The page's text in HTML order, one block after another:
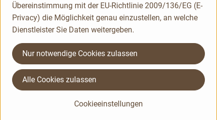
Deutschland
Dr. Hauschka Kosmetik
Übereinstimmung mit der EU-Richtlinie 2009/136/EG (E-
Privacy) die Möglichkeit genau einzustellen, an welche
Dienstleister Sie Daten weitergeben.
Cookieeinstellungen
Nur notwendige Cookies zulassen
Alle Cookies zulassen